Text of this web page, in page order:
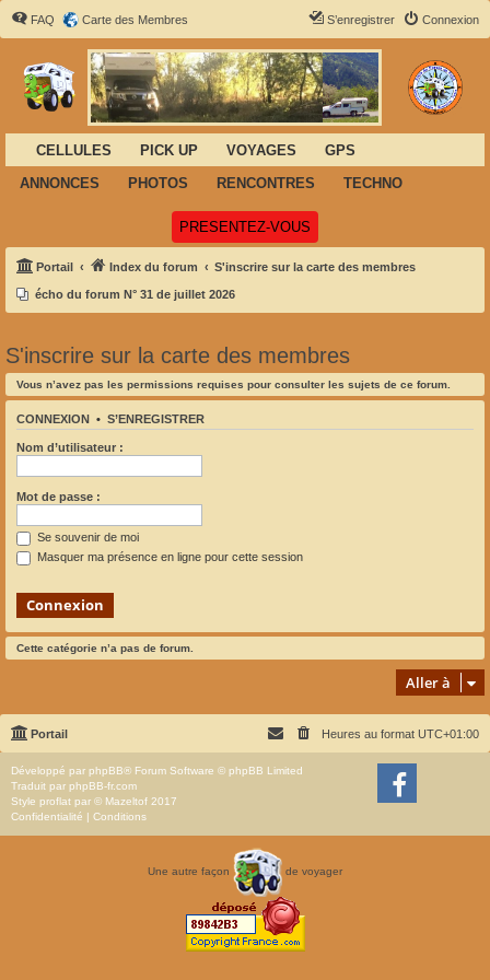
FAQ Carte des Membres Connexion
S’enregistrer
CELLULES PICK UP VOYAGES
GPS
ANNONCES
PHOTOS RENCONTRES TECHNO
PRESENTEZ-VOUS
Portail Index du forum S'inscrire sur la carte des membres
écho du forum N° 31 de juillet 2026
S'inscrire sur la carte des membres
Vous n’avez pas les permissions requises pour consulter les sujets de ce forum.
CONNEXION • S’ENREGISTRER
Nom d’utilisateur :
Mot de passe :
Se souvenir de moi
Masquer ma présence en ligne pour cette session
Cette catégorie n’a pas de forum.
Aller à
Portail Heures au format UTC+01:00
Développé par phpBB® Forum Software © phpBB Limited
Traduit par phpBB-fr.com
Style proflat par © Mazeltof 2017
Confidentialité | Conditions
Une autre façon de voyager